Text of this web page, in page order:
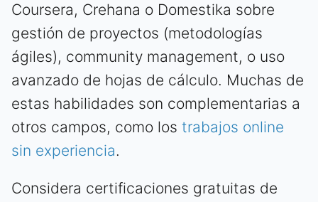
Coursera, Crehana o Domestika sobre
gestión de proyectos (metodologías
ágiles), community management, o uso
avanzado de hojas de cálculo. Muchas de
estas habilidades son complementarias a
otros campos, como los trabajos online
sin experiencia.
Considera certificaciones gratuitas de